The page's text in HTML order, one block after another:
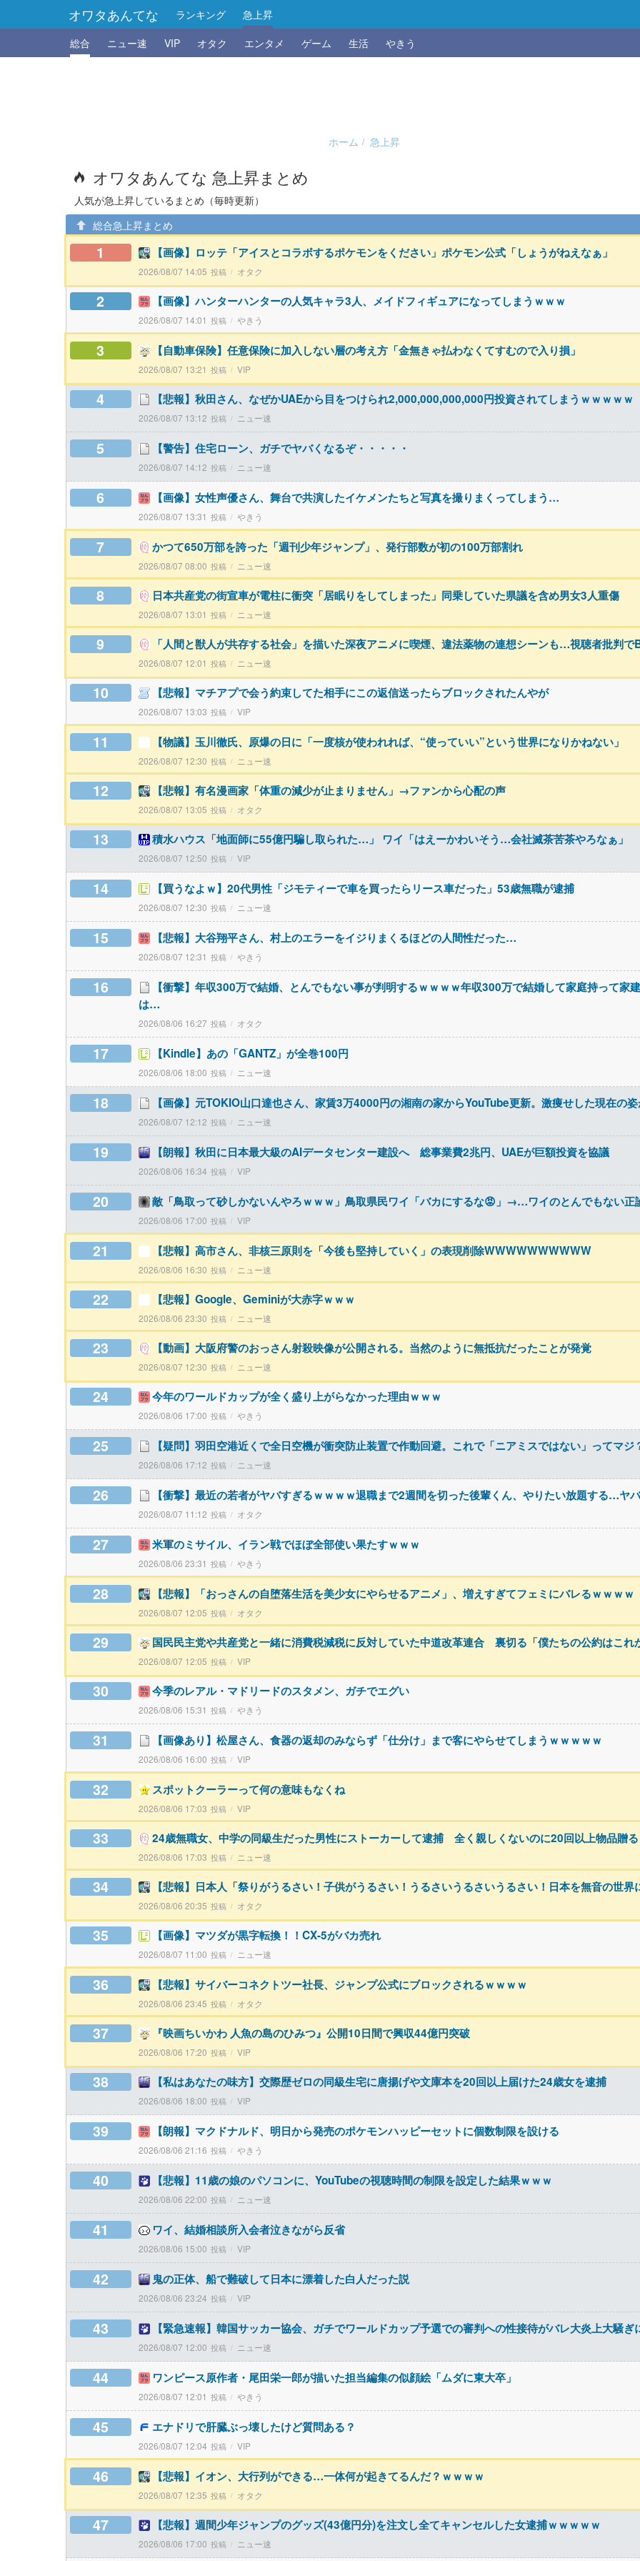
オワタあんてな ランキング
急上昇
総合
ニュー速 VIP オタク エンタメ ゲーム 生活 やきう
ホーム 急上昇
オワタあんてな 急上昇まとめ
人気が急上昇しているまとめ（毎時更新）
総合急上昇まとめ
1 【画像】ロッテ「アイスとコラボするポケモンをください」ポケモン公式「しょうがねえなぁ」
2026/08/07 14:05 オタク
2 【画像】ハンターハンターの人気キャラ3人、メイドフィギュアになってしまうｗｗｗ
2026/08/07 14:01 やきう
3 【自動車保険】任意保険に加入しない層の考え方「金無きゃ払わなくてすむので入り損」
2026/08/07 13:21 VIP
4 【悲報】秋田さん、なぜかUAEから目をつけられ2,000,000,000,000円投資されてしまうｗｗｗｗｗ
2026/08/07 13:12 ニュー速
5 【警告】住宅ローン、ガチでヤバくなるぞ・・・・・
2026/08/07 14:12 ニュー速
6 【画像】女性声優さん、舞台で共演したイケメンたちと写真を撮りまくってしまう…
2026/08/07 13:31 やきう
7 かつて650万部を誇った「週刊少年ジャンプ」、発行部数が初の100万部割れ
2026/08/07 08:00 ニュー速
8 日本共産党の街宣車が電柱に衝突「居眠りをしてしまった」同乗していた県議を含め男女3人重傷
2026/08/07 13:01 ニュー速
9 「人間と獣人が共存する社会」を描いた深夜アニメに喫煙、違法薬物の連想シーンも…視聴者批判で
2026/08/07 12:01 ニュー速
10 【悲報】マチアプで会う約束してた相手にこの返信送ったらブロックされたんやが
2026/08/07 13:03 VIP
11 【物議】玉川徹氏、原爆の日に「一度核が使われれば、“使っていい”という世界になりかねない」
2026/08/07 12:30 ニュー速
12 【悲報】有名漫画家「体重の減少が止まりません」→ファンから心配の声
2026/08/07 13:05 オタク
13 積水ハウス「地面師に55億円騙し取られた…」 ワイ「はえーかわいそう…会社滅茶苦茶やろなぁ」
2026/08/07 12:50 VIP
14 【買うなよｗ】20代男性「ジモティーで車を買ったらリース車だった」53歳無職が逮捕
2026/08/07 12:30 ニュー速
15 【悲報】大谷翔平さん、村上のエラーをイジりまくるほどの人間性だった…
2026/08/07 12:31 やきう
16
【衝撃】年収300万で結婚、とんでもない事が判明するｗｗｗｗ年収300万で結婚して家庭持って
は…
2026/08/06 16:27 オタク
17 【Kindle】あの「GANTZ」が全巻100円
2026/08/06 18:00 ニュー速
18 【画像】元TOKIO山口達也さん、家賃3万4000円の湘南の家からYouTube更新。激痩せした現在の
2026/08/07 12:12 ニュー速
19 【朗報】秋田に日本最大級のAIデータセンター建設へ 総事業費2兆円、UAEが巨額投資を協議
2026/08/06 16:34 VIP
20 敵「鳥取って砂しかないんやろｗｗｗ」鳥取県民ワイ「バカにするな😡」→…ワイのとんでもない正
2026/08/06 17:00 VIP
21 【悲報】高市さん、非核三原則を「今後も堅持していく」の表現削除WWWWWWWWWW
2026/08/06 16:30 ニュー速
22 【悲報】Google、Geminiが大赤字ｗｗｗ
2026/08/06 23:30 ニュー速
23 【動画】大阪府警のおっさん射殺映像が公開される。当然のように無抵抗だったことが発覚
2026/08/07 12:30 ニュー速
24 今年のワールドカップが全く盛り上がらなかった理由ｗｗｗ
2026/08/06 17:00 やきう
25 【疑問】羽田空港近くで全日空機が衝突防止装置で作動回避。これで「ニアミスではない」ってマジ
2026/08/06 17:12 ニュー速
26 【衝撃】最近の若者がヤバすぎるｗｗｗｗ退職まで2週間を切った後輩くん、やりたい放題する…ヤ
2026/08/07 11:12 オタク
27 米軍のミサイル、イラン戦でほぼ全部使い果たすｗｗｗ
2026/08/06 23:31 やきう
28 【悲報】「おっさんの自堕落生活を美少女にやらせるアニメ」、増えすぎてフェミにバレるｗｗｗｗ
2026/08/07 12:05 オタク
29 国民民主党や共産党と一緒に消費税減税に反対していた中道改革連合 裏切る「僕たちの公約はこれ
2026/08/07 12:05 VIP
30 今季のレアル・マドリードのスタメン、ガチでエグい
2026/08/06 15:31 やきう
31 【画像あり】松屋さん、食器の返却のみならず「仕分け」まで客にやらせてしまうｗｗｗｗｗ
2026/08/06 16:00 VIP
32 スポットクーラーって何の意味もなくね
2026/08/06 17:03 VIP
33 24歳無職女、中学の同級生だった男性にストーカーして逮捕 全く親しくないのに20回以上物品贈る
2026/08/06 17:03 ニュー速
34 【悲報】日本人「祭りがうるさい！子供がうるさい！うるさいうるさいうるさい！日本を無音の世界
2026/08/06 20:35 オタク
35 【画像】マツダが黒字転換！！CX-5がバカ売れ
2026/08/07 11:00 ニュー速
36 【悲報】サイバーコネクトツー社長、ジャンプ公式にブロックされるｗｗｗｗ
2026/08/06 23:45 オタク
37 『映画ちいかわ 人魚の島のひみつ』公開10日間で興収44億円突破
2026/08/06 17:20 VIP
38 【私はあなたの味方】交際歴ゼロの同級生宅に唐揚げや文庫本を20回以上届けた24歳女を逮捕
2026/08/06 18:00 VIP
39 【朗報】マクドナルド、明日から発売のポケモンハッピーセットに個数制限を設ける
2026/08/06 21:16 やきう
40 【悲報】11歳の娘のパソコンに、YouTubeの視聴時間の制限を設定した結果ｗｗｗ
2026/08/06 22:00 ニュー速
41 ワイ、結婚相談所入会者泣きながら反省
2026/08/06 15:00 VIP
42 鬼の正体、船で難破して日本に漂着した白人だった説
2026/08/06 23:24 VIP
43 【緊急速報】韓国サッカー協会、ガチでワールドカップ予選での審判への性接待がバレ大炎上大騒ぎ
2026/08/07 12:00 ニュー速
44 ワンピース原作者・尾田栄一郎が描いた担当編集の似顔絵「ムダに東大卒」
2026/08/07 12:01 やきう
45 エナドリで肝臓ぶっ壊したけど質問ある？
2026/08/07 12:04 VIP
46 【悲報】イオン、大行列ができる…一体何が起きてるんだ？ｗｗｗｗ
2026/08/07 12:35 オタク
47 【悲報】週間少年ジャンプのグッズ(43億円分)を注文し全てキャンセルした女逮捕ｗｗｗｗｗ
2026/08/06 17:00 ニュー速